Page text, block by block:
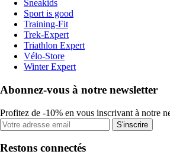
Sneakids
Sport is good
Training-Fit
Trek-Expert
Triathlon Expert
Vélo-Store
Winter Expert
Abonnez-vous à notre newsletter
Profitez de -10% en vous inscrivant à notre
S'inscrire
Restons connectés